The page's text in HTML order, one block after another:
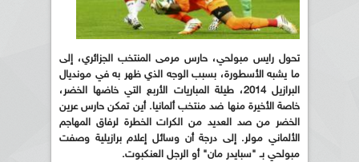
تحول رايس مبولحي، حارس مرمى المنتخب الجزائري، إلى
ما يشبه الأسطورة، بسبب الوجه الذي ظهر به في مونديال
البرازيل 2014، طيلة المباريات الأربع التي خاضها الخضر،
خاصة الأخيرة منها ضد منتخب ألمانيا. أين تمكن حارس عرين
الخضر من صد العديد من الكرات الخطرة لرفاق المهاجم
الألماني مولر. إلى درجة أن وسائل إعلام برازيلية وصفت
مبولحي بـ "سبايدر مان" أو الرجل العنكبوت.